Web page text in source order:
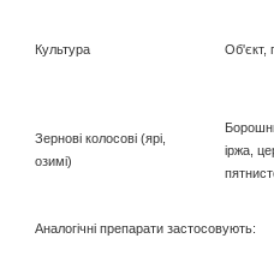
Культура Об'єкт,
Зернові колосові (ярі,
озимі)
іржа,
Аналогічні препарати застосовують: